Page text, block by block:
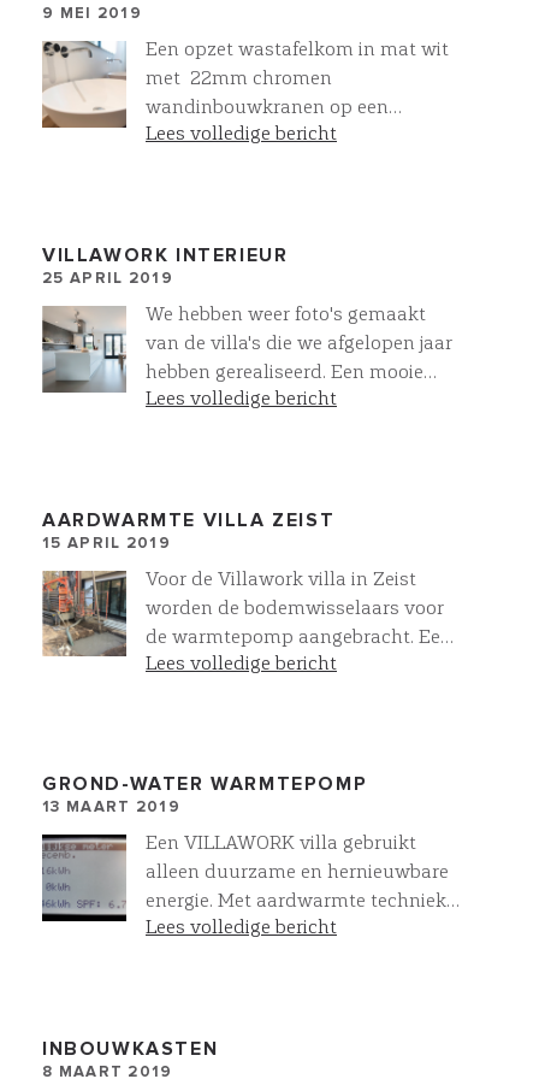
9 MEI 2019
Een opzet wastafelkom in mat wit
met 22mm chromen
wandinbouwkranen op een
meubelmaatwerk eiken onderkast.
klanten kiezen voor een VIllawork
Lees volledige bericht
VILLAWORK INTERIEUR
25 APRIL 2019
We hebben weer foto's gemaakt
van de villa's die we afgelopen jaar
hebben gerealiseerd. Een mooie
woon-eetkeuken met onze
Lees volledige bericht
AARDWARMTE VILLA ZEIST
15 APRIL 2019
Voor de Villawork villa in Zeist
worden de bodemwisselaars voor
de warmtepomp aangebracht. Een
all-electric villa waarbij met
Lees volledige bericht
GROND-WATER WARMTEPOMP
13 MAART 2019
Een VILLAWORK villa gebruikt
alleen duurzame en hernieuwbare
energie. Met aardwarmte techniek
wordt warmte en koude onttrokken
energie waarna het wordt ingezet
voor WARM WATER en
Lees volledige bericht
INBOUWKASTEN
8 MAART 2019